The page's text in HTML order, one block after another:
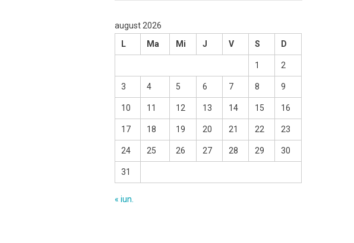
august 2026
L
Ma Mi J V S D
1 2
3 4 5 6 7 8 9
10 11 12 13 14 15 16
17 18 19 20 21 22 23
24 25 26 27 28 29 30
31
« iun.